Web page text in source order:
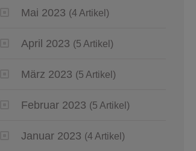
Mai 2023 (4 Artikel)
April 2023 (5 Artikel)
März 2023 (5 Artikel)
Februar 2023 (5 Artikel)
Januar 2023 (4 Artikel)